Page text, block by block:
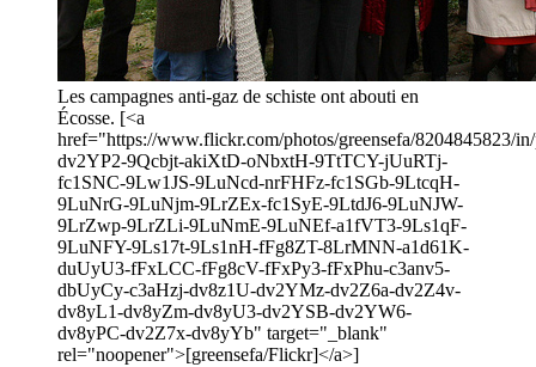
Les campagnes anti-gaz de schiste ont abouti en
Écosse. [<a
href="https://www.flickr.com/photos/greensefa/8204845823/
dv2YP2-9Qcbjt-akiXtD-oNbxtH-9TtTCY-jUuRTj-
fc1SNC-9Lw1JS-9LuNcd-nrFHFz-fc1SGb-9LtcqH-
9LuNrG-9LuNjm-9LrZEx-fc1SyE-9LtdJ6-9LuNJW-
9LrZwp-9LrZLi-9LuNmE-9LuNEf-a1fVT3-9Ls1qF-
9LuNFY-9Ls17t-9Ls1nH-fFg8ZT-8LrMNN-a1d61K-
duUyU3-fFxLCC-fFg8cV-fFxPy3-fFxPhu-c3anv5-
dbUyCy-c3aHzj-dv8z1U-dv2YMz-dv2Z6a-dv2Z4v-
dv8yL1-dv8yZm-dv8yU3-dv2YSB-dv2YW6-
dv8yPC-dv2Z7x-dv8yYb" target="_blank"
rel="noopener">[greensefa/Flickr]</a>]